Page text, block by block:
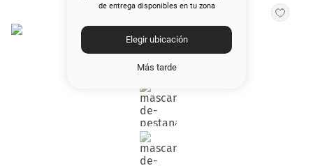
de entrega disponibles en tu zona
Elegir ubicación
Más tarde